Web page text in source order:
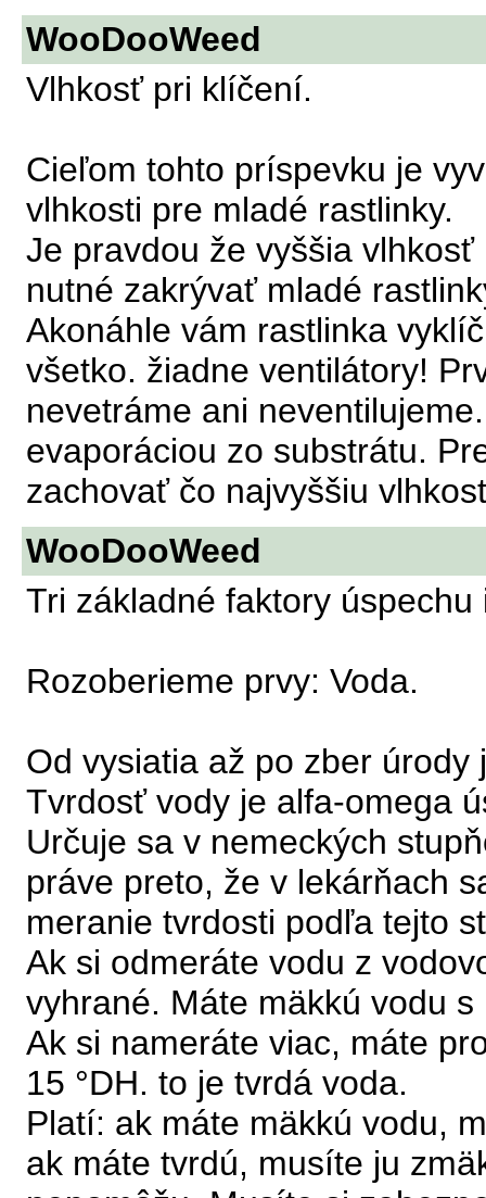
WooDooWeed
Vlhkosť pri klíčení.
Cieľom tohto príspevku je
vlhkosti pre mladé rastlinky.
Je pravdou že vyššia
nutné zakrývať mladé
Akonáhle vám rastlinka
všetko. žiadne ventilátory!
nevetráme ani
evaporáciou zo substrátu.
zachovať čo najvyššiu
WooDooWeed
Tri základné faktory
Rozoberieme prvy: Voda.
Od vysiatia až po zber
Tvrdosť vody je alfa-omega
Určuje sa v nemeckých
práve preto, že v lekárňach
meranie tvrdosti podľa tejto
Ak si odmeráte vodu z
vyhrané. Máte mäkkú vodu
Ak si nameráte viac, máte
15 °DH. to je tvrdá voda.
Platí: ak máte mäkkú vodu,
ak máte tvrdú, musíte ju